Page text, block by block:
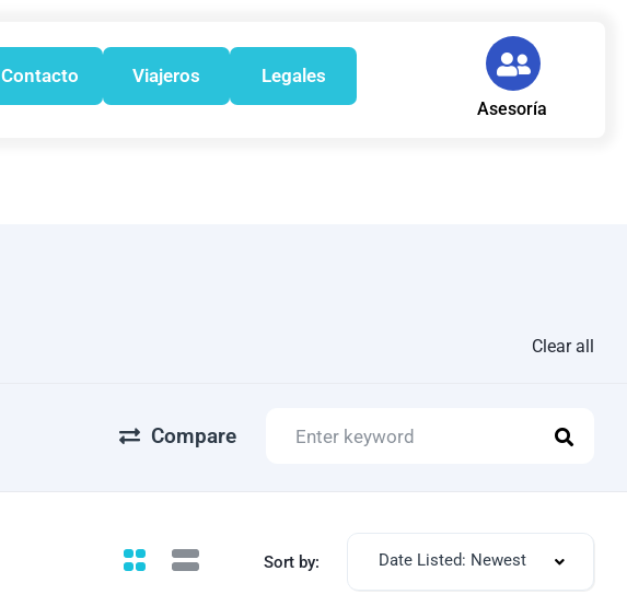
Contacto Viajeros Legales
Asesoría
Clear all
Compare
Sort by: Date Listed: Newest